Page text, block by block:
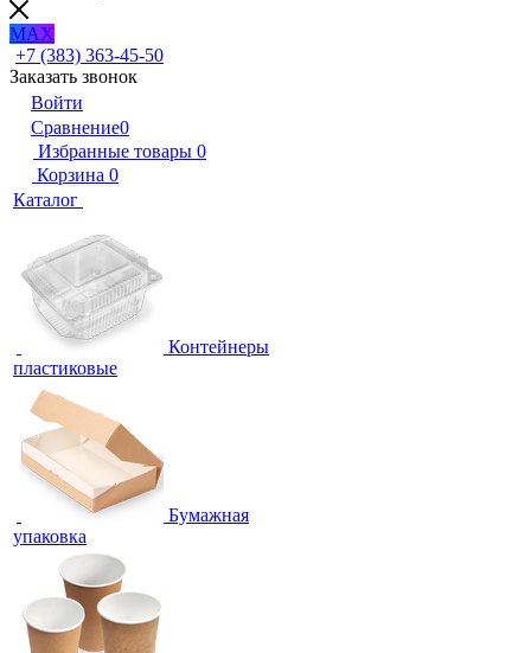
MAX
+7 (383) 363-45-50
Заказать звонок
Войти
Сравнение0
Избранные товары 0
Корзина 0
Каталог
Контейнеры
пластиковые
Бумажная
упаковка